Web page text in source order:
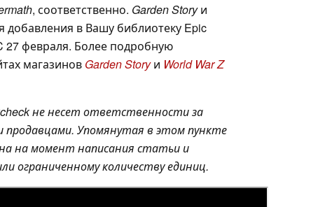
, соответственно. Garden Storyи
добавления в Вашу библиотеку Epic
27 февраля. Более подробную
магазинов Garden Storyи World War Z
не несет ответственности за
продавцами. Упомянутая в этом пункте
на момент написания статьи и
ограниченному количеству единиц.